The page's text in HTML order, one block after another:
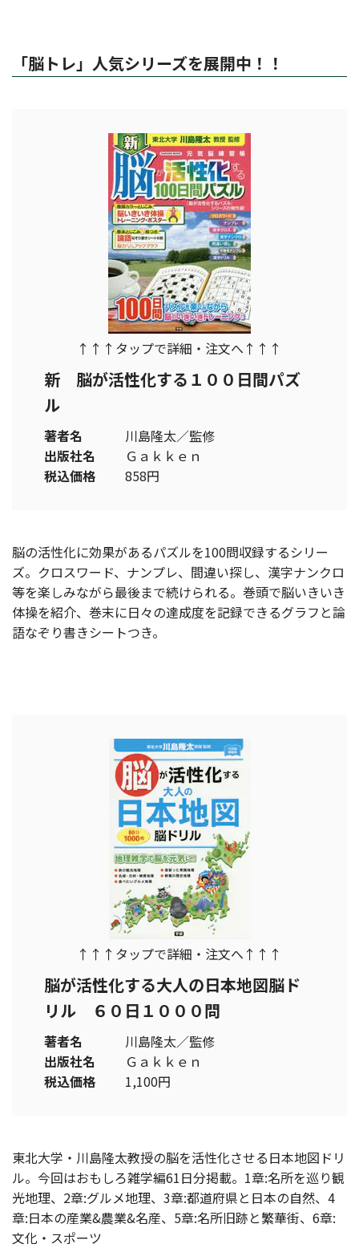
「脳トレ」人気シリーズを展開中！！
↑↑↑タップで詳細・注文へ↑↑↑
新 脳が活性化する１００日間パズ
ル
著者名
川島隆太／監修
出版社名
Ｇａｋｋｅｎ
税込価格
858円
脳の活性化に効果があるパズルを100問収録するシリー
ズ。クロスワード、ナンプレ、間違い探し、漢字ナンクロ
等を楽しみながら最後まで続けられる。巻頭で脳いきいき
体操を紹介、巻末に日々の達成度を記録できるグラフと論
語なぞり書きシートつき。
↑↑↑タップで詳細・注文へ↑↑↑
脳が活性化する大人の日本地図脳ド
リル ６０日１０００問
著者名
川島隆太／監修
出版社名
Ｇａｋｋｅｎ
税込価格
1,100円
東北大学・川島隆太教授の脳を活性化させる日本地図ドリ
ル。今回はおもしろ雑学編61日分掲載。1章:名所を巡り観
光地理、2章:グルメ地理、3章:都道府県と日本の自然、4
章:日本の産業&農業&名産、5章:名所旧跡と繁華街、6章:
文化・スポーツ